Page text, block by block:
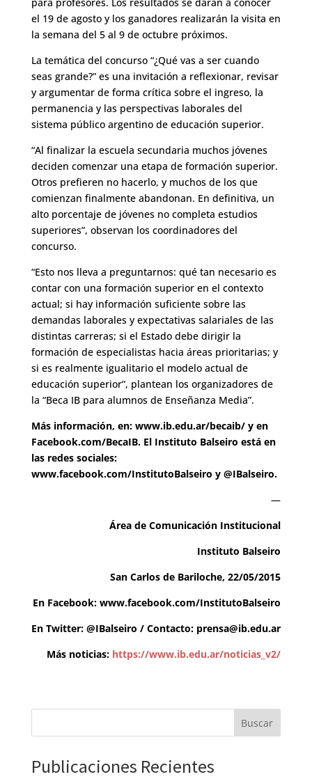
para profesores. Los resultados se darán a conocer
el 19 de agosto y los ganadores realizarán la visita en
la semana del 5 al 9 de octubre próximos.
La temática del concurso “¿Qué vas a ser cuando
seas grande?” es una invitación a reflexionar, revisar
y argumentar de forma crítica sobre el ingreso, la
permanencia y las perspectivas laborales del
sistema público argentino de educación superior.
“Al finalizar la escuela secundaria muchos jóvenes
deciden comenzar una etapa de formación superior.
Otros prefieren no hacerlo, y muchos de los que
comienzan finalmente abandonan. En definitiva, un
alto porcentaje de jóvenes no completa estudios
superiores”, observan los coordinadores del
concurso.
“Esto nos lleva a preguntarnos: qué tan necesario es
contar con una formación superior en el contexto
actual; si hay información suficiente sobre las
demandas laborales y expectativas salariales de las
distintas carreras; si el Estado debe dirigir la
formación de especialistas hacia áreas prioritarias; y
si es realmente igualitario el modelo actual de
educación superior”, plantean los organizadores de
la “Beca IB para alumnos de Enseñanza Media”.
Más información, en: www.ib.edu.ar/becaib/ y en
Facebook.com/BecaIB. El Instituto Balseiro está en
las redes sociales:
www.facebook.com/InstitutoBalseiro y @IBalseiro.
—
Área de Comunicación Institucional
Instituto Balseiro
San Carlos de Bariloche, 22/05/2015
En Facebook: www.facebook.com/InstitutoBalseiro
En Twitter: @IBalseiro / Contacto: prensa@ib.edu.ar
Más noticias: https://www.ib.edu.ar/noticias_v2/
Buscar
Publicaciones Recientes